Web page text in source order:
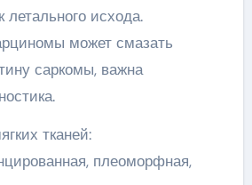
летального исхода.
может смазать
саркомы, важна